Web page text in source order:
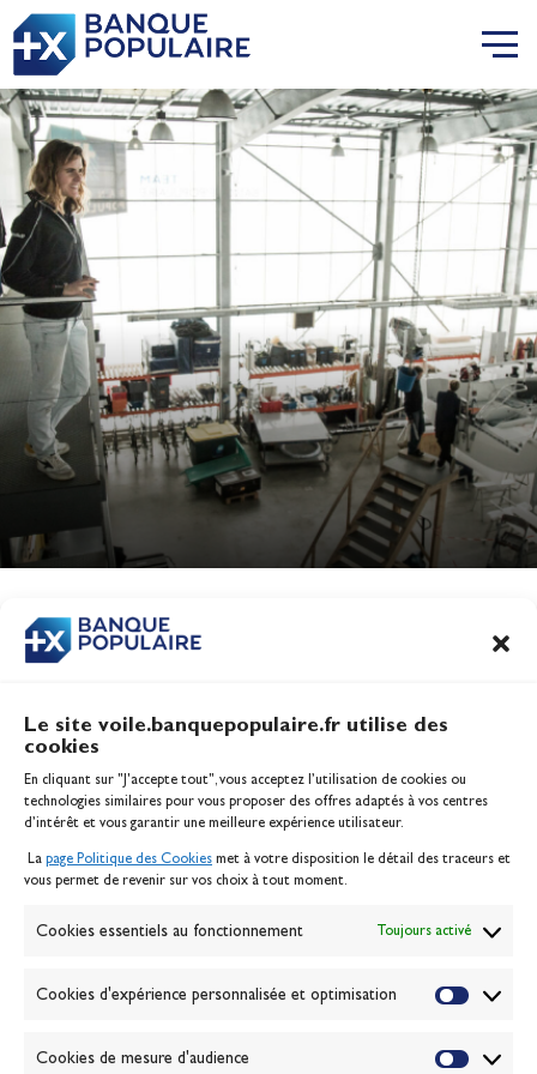
Le site voile.banquepopulaire.fr utilise des
cookies
En cliquant sur "J'accepte tout", vous acceptez l’utilisation de cookies ou
technologies similaires pour vous proposer des offres adaptés à vos centres
d’intérêt et vous garantir une meilleure expérience utilisateur.
La page Politique des Cookies met à votre disposition le détail des traceurs et
vous permet de revenir sur vos choix à tout moment.
Cookies essentiels au fonctionnement Toujours activé
Cookies d'expérience personnalisée et optimisation
Cookies de mesure d'audience
CONTENU
Lauriane Nolot en or à Long
Beach, sur le plan d'eau des
Jeux Olympiques 2028
Inscription serveur média
Contact
Politique des cookies
Banque de la voile
Passion Voile TV